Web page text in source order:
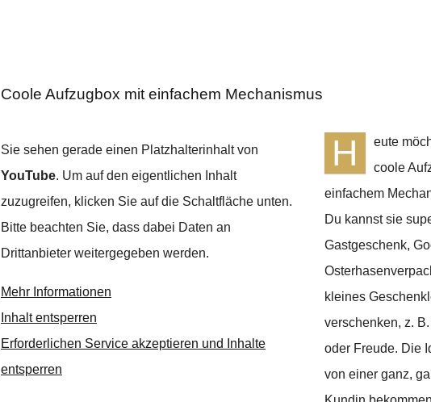
Coole Aufzugbox mit einfachem Mechanismus
Sie sehen gerade einen Platzhalterinhalt von
YouTube. Um auf den eigentlichen Inhalt
zuzugreifen, klicken Sie auf die Schaltfläche unten.
Bitte beachten Sie, dass dabei Daten an
Drittanbieter weitergegeben werden.
Mehr Informationen
Inhalt entsperren
Erforderlichen Service akzeptieren und Inhalte
entsperren
H
eute
coole
einfachem
Du kannst sie
Gastgeschenk,
kleines
verschenken, z.
oder Freude. Die
von einer ganz,